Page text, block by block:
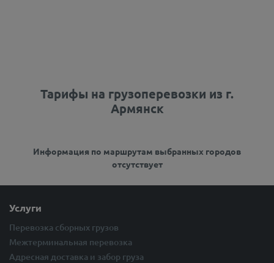
Тарифы на грузоперевозки из г.
Армянск
Информация по маршрутам выбранных городов
отсутствует
Услуги
Перевозка сборных грузов
Межтерминальная перевозка
Адресная доставка и забор груза